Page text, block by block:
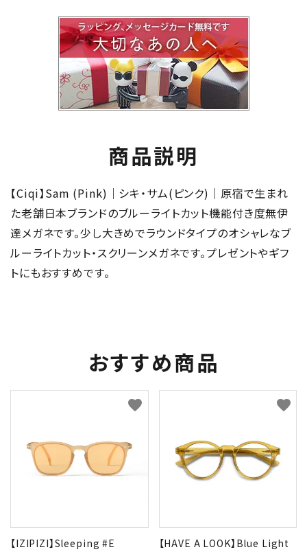
商品説明
【Ciqi】Sam (Pink)｜シキ・サム(ピンク)｜原宿で生まれ
た老舗日本ブランドのブルーライトカット機能付き度無伊
達メガネです。少し大きめでラウンドタイプのオシャレなブ
ルーライトカット・スクリーンメガネです。プレゼントやギフ
トにもおすすめです。
おすすめ商品
【IZIPIZI】Sleeping #E
favorite
【HAVE A LOOK】Blue Light
favorite